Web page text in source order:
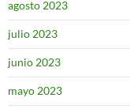
agosto 2023
julio 2023
junio 2023
mayo 2023